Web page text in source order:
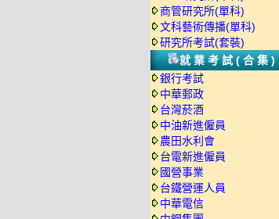
商管研究所(單科)
文科藝術傳播(單科)
研究所考試(套裝)
就業考試(合集)
銀行考試
中華郵政
台灣菸酒
中油新進僱員
農田水利會
台電新進僱員
國營事業
台鐵營運人員
中華電信